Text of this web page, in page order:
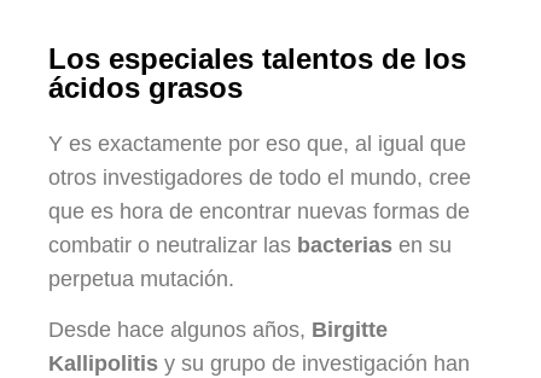
Los especiales talentos de los
ácidos grasos
Y es exactamente por eso que, al igual que
otros investigadores de todo el mundo, cree
que es hora de encontrar nuevas formas de
combatir o neutralizar las bacterias en su
perpetua mutación.
Desde hace algunos años, Birgitte
Kallipolitis y su grupo de investigación han